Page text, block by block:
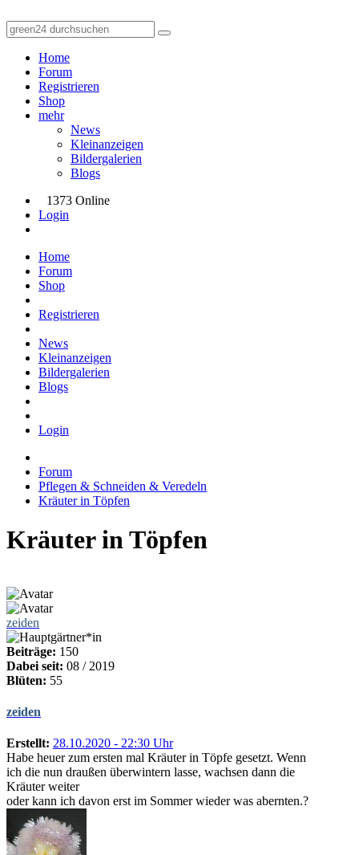
Home
Forum
Registrieren
Shop
mehr
News
Kleinanzeigen
Bildergalerien
Blogs
1373 Online
Login
Home
Forum
Shop
Registrieren
News
Kleinanzeigen
Bildergalerien
Blogs
Login
Forum
Pflegen & Schneiden & Veredeln
Kräuter in Töpfen
Kräuter in Töpfen
zeiden
Beiträge: 150
Dabei seit: 08 / 2019
Blüten: 55
zeiden
Erstellt: 28.10.2020 - 22:30 Uhr
Habe heuer zum ersten mal Kräuter in Töpfe gesetzt. Wenn
ich die nun draußen überwintern lasse, wachsen dann die
Kräuter weiter
oder kann ich davon erst im Sommer wieder was abernten.?